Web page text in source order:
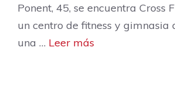
Ponent, 45, se encuentra Cross
un centro de fitness y gimnasia
una … Leer más